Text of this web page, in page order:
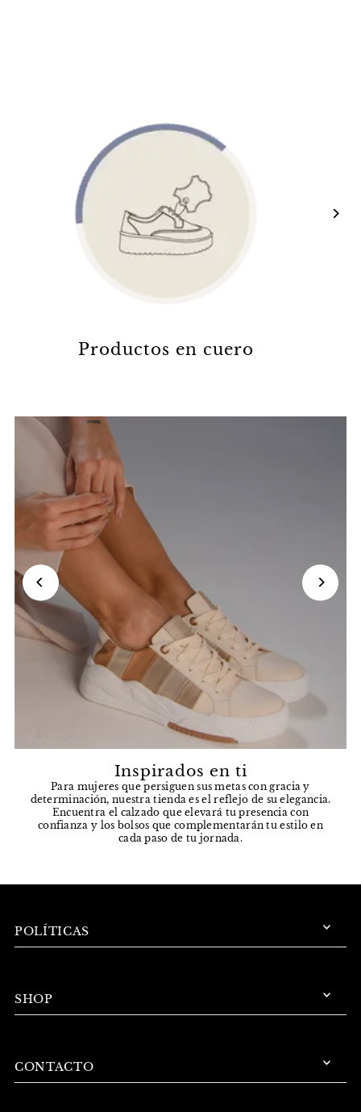
Productos en cuero
Inspirados en ti
Para mujeres que persiguen sus metas con gracia y
determinación, nuestra tienda es el reflejo de su elegancia.
Encuentra el calzado que elevará tu presencia con
confianza y los bolsos que complementarán tu estilo en
cada paso de tu jornada.
POLÍTICAS
SHOP
CONTACTO